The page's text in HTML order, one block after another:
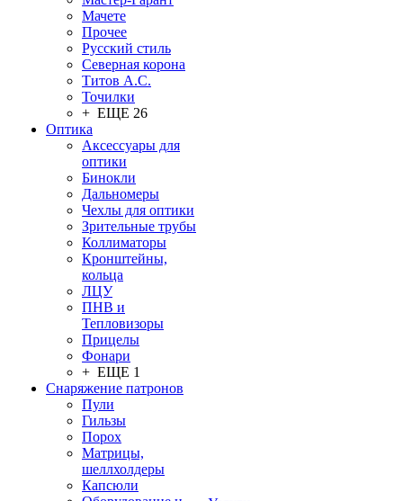
Мачете
Прочее
Русский стиль
Северная корона
Титов А.С.
Точилки
+ ЕЩЕ 26
Оптика
Аксессуары для
оптики
Бинокли
Дальномеры
Чехлы для оптики
Зрительные трубы
Коллиматоры
Кронштейны,
кольца
ЛЦУ
ПНВ и
Тепловизоры
Прицелы
Фонари
+ ЕЩЕ 1
Снаряжение патронов
Пули
Гильзы
Порох
Матрицы,
шеллхолдеры
Капсюли